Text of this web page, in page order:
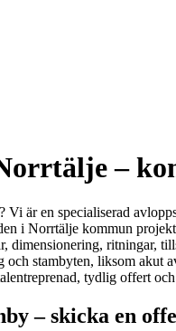
–
är en specialiserad
i Norrtälje kommun
dimensionering, ritningar,
stambyten, liksom akut
tydlig offert
– skicka en